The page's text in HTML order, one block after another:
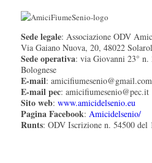
Sede legale: Associazione ODV
Via Gaiano Nuova, 20, 48022
Sede operativa: via Giovanni 23° n.
Bolognese
E-mail: amicifiumesenio@gmail.com
E-mail pec: amicifiumesenio@pec.it
Sito web: www.amicidelsenio.eu
Pagina Facebook: Amicidelsenio/
Runts: ODV Iscrizione n. 54500 del